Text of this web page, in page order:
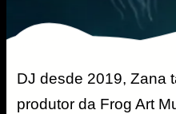
DJ desde 2019, Zana
produtor da Frog Art